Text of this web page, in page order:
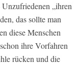
„ihren
das sollte man
diese Menschen
ihre Vorfahren
rücken und die